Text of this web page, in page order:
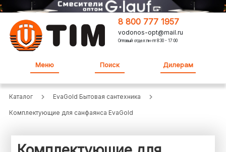
8 800 777 1957
vodonos-opt@mail.ru
Оптовый отдел:пн-пт 8:30 - 17:00
Меню Поиск Дилерам
Каталог EvaGold Бытовая сантехника
Комплектующие для санфаянса EvaGold